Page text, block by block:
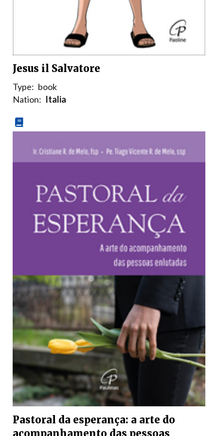
Jesus il Salvatore
Type: book
Nation: Italia
Pastoral da esperança: a arte do
acompanhamento das pessoas